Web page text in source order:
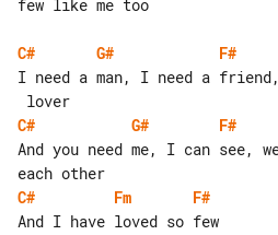
few like me too
C# G#
F#
I need a man, I need a
C#
G#
F#
And you need me, I can see,
C#
Fm
F#